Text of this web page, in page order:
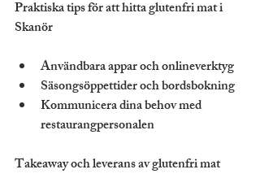
Praktiska tips för att hitta glutenfri mat i
Skanör
Användbara appar och onlineverktyg
Säsongsöppettider och bordsbokning
Kommunicera dina behov med
restaurangpersonalen
Takeaway och leverans av glutenfri mat